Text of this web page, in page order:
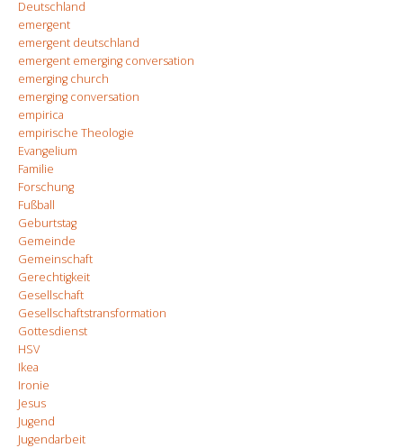
Deutschland
emergent
emergent deutschland
emergent emerging conversation
emerging church
emerging conversation
empirica
empirische Theologie
Evangelium
Familie
Forschung
Fußball
Geburtstag
Gemeinde
Gemeinschaft
Gerechtigkeit
Gesellschaft
Gesellschaftstransformation
Gottesdienst
HSV
Ikea
Ironie
Jesus
Jugend
Jugendarbeit